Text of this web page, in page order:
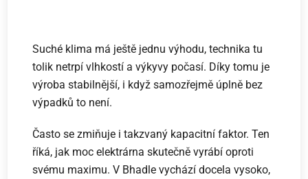
Suché klima má ještě jednu výhodu, technika tu
tolik netrpí vlhkostí a výkyvy počasí. Díky tomu je
výroba stabilnější, i když samozřejmě úplně bez
výpadků to není.
Často se zmiňuje i takzvaný kapacitní faktor. Ten
říká, jak moc elektrárna skutečně vyrábí oproti
svému maximu. V Bhadle vychází docela vysoko,